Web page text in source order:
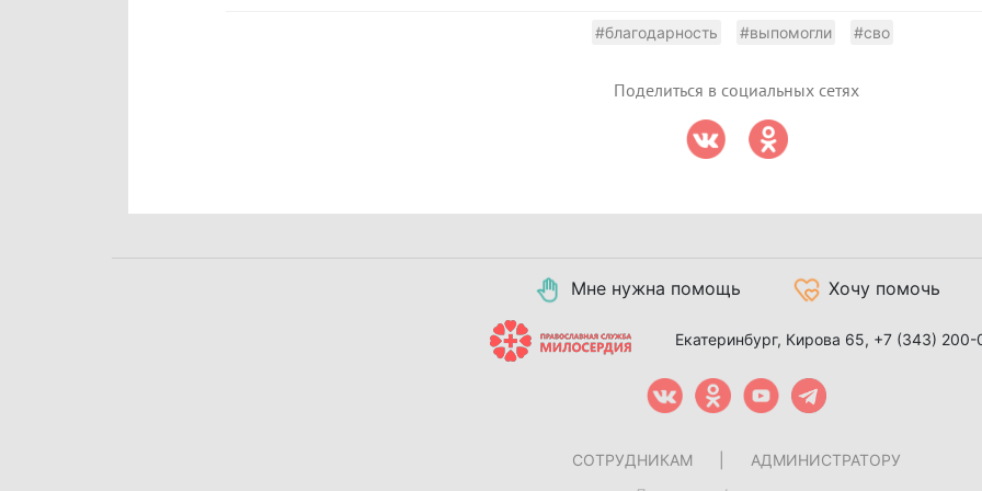
#благодарность #выпомогли #сво
Поделиться в социальных сетях
Мне нужна помощь Хочу помочь
Екатеринбург, Кирова 65, +7 (343) 200-
СОТРУДНИКАМ АДМИНИСТРАТОРУ